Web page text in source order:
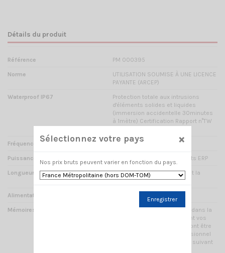
Détails du produit
Référence PM 000395
Norme
UTILISATION SOUMISE À UNE LICENCE
PAYANTE (ARCEP)
Waterproof IP67
Protection totale aux intrusions
d'éléments solides et liquides
(immersion accidentelle 30minutes
à 1mètre) Certification Rapport n°TW
Fréquences UHF COM 400 - 470 mHz
Puissance 0.5 Watts / 1.5 Watts / 4 Watts ERP
Longueur de Portée
Estimée de 5 à 15 km suivant la
configuration du terrain
Alimentation
Mémoires
128 canaux programmables dans la
bande 400 - 470 mHz suivant vos
fréquences attribuées, devront être
programmées par un professionnel
(prix programmation en plus suivant
Sélectionnez votre pays ×
Nos prix bruts peuvent varier en fonction du pays.
Enregistrer